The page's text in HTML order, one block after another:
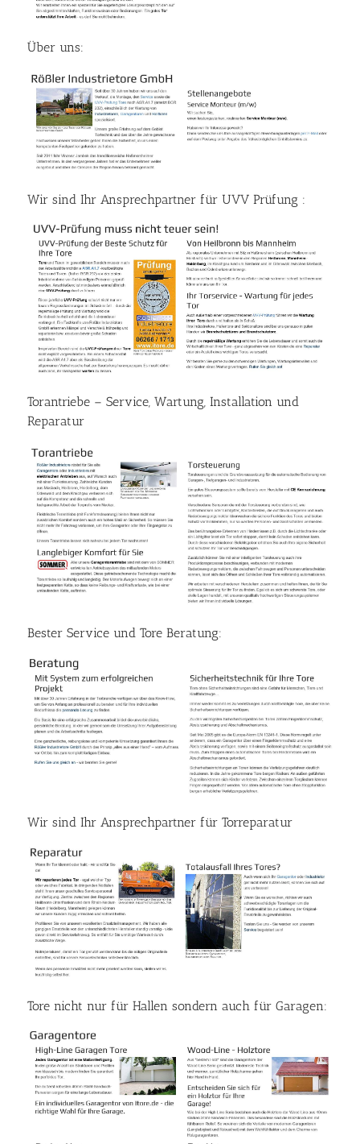
Über uns:
Wir sind Ihr Ansprechpartner für UVV Prüfung :
Torantriebe – Service, Wartung, Installation und
Reparatur
Bester Service und Tore Beratung:
Wir sind Ihr Ansprechpartner für Torreparatur
Tore nicht nur für Hallen sondern auch für Garagen: